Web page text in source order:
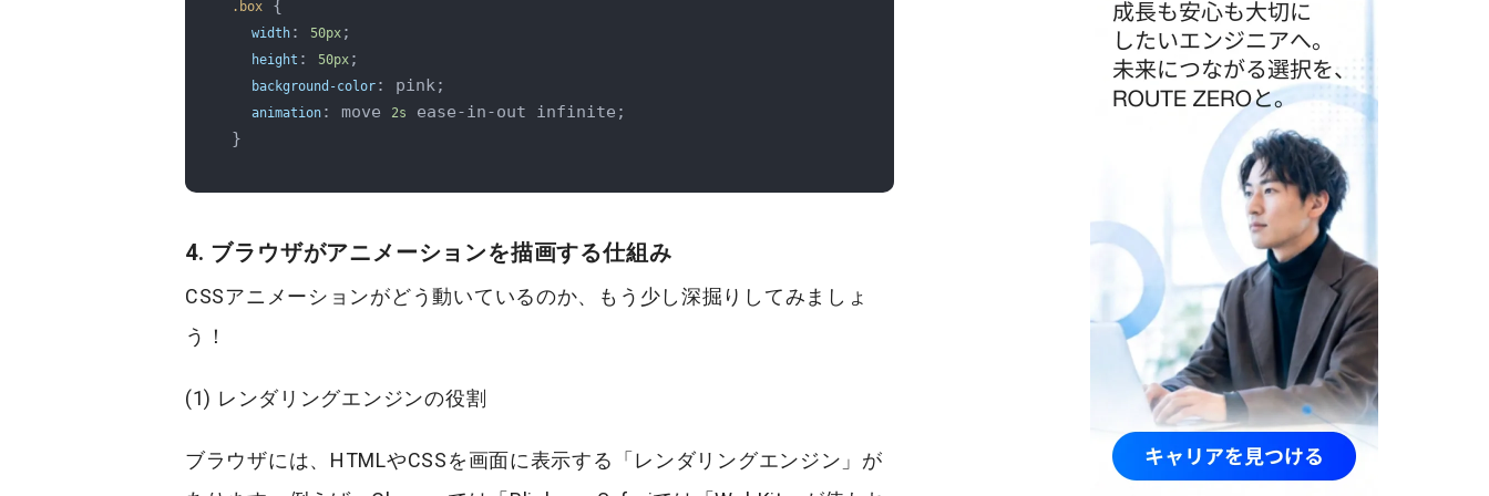
.box {
width: 50px;
height : 50px;
background-color: pink;
animation: move 2s
ease-in-out infinite;
4. ブラウザがアニメーションを描画する仕組み
CSSアニメーションがどう動いているのか、もう少し深掘りしてみましょ
う！
(1) レンダリングエンジンの役割
ブラウザには、HTMLやCSSを画面に表示する「レンダリングエンジン」が